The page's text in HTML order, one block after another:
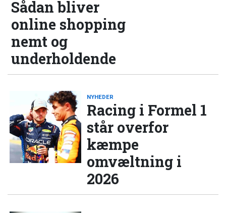
Sådan bliver
online shopping
nemt og
underholdende
NYHEDER
Racing i Formel 1
står overfor
kæmpe
omvæltning i
2026